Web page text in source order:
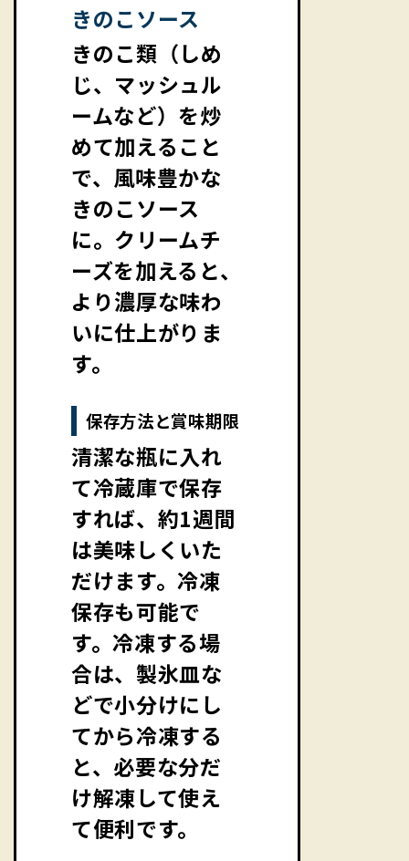
きのこソース
きのこ類（しめ
じ、マッシュル
ームなど）を炒
めて加えること
で、風味豊かな
きのこソース
に。クリームチ
ーズを加えると、
より濃厚な味わ
いに仕上がりま
す。
保存方法と賞味期限
清潔な瓶に入れ
て冷蔵庫で保存
すれば、約1週間
は美味しくいた
だけます。冷凍
保存も可能で
す。冷凍する場
合は、製氷皿な
どで小分けにし
てから冷凍する
と、必要な分だ
け解凍して使え
て便利です。